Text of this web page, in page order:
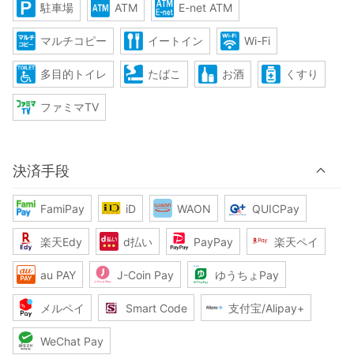
駐車場 ATM E-net ATM
マルチコピー イートイン Wi-Fi
多目的トイレ たばこ お酒 くすり
ファミマTV
決済手段
FamiPay iD WAON QUICPay
楽天Edy d払い PayPay 楽天ペイ
au PAY J-Coin Pay ゆうちょPay
メルペイ Smart Code 支付宝/Alipay+
WeChat Pay